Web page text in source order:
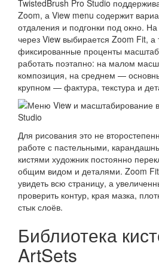
TwistedBrush Pro Studio
Zoom, а View menu содержит
отдаления и подгонки под окно.
через View выбирается Zoom Fit, а
фиксированные проценты
работать поэтапно: на малом
композиция, на среднем —
крупном — фактура, текстура и
Для рисования это не
работе с пастельными,
кистями художник постоянно
общим видом и деталями. Zoom Fit
увидеть всю страницу, а
проверить контур, края мазка,
стык слоёв.
Библиотека
ArtSets